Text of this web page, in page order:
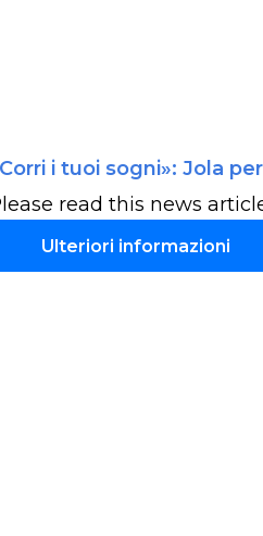
i tuoi sogni»: Jola
read this news
Ulteriori informazioni